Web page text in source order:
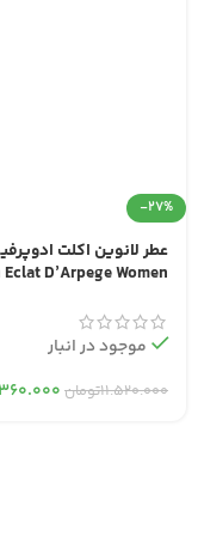
-27%
عطر لانوین اکلت
D’Arpege Women
موجود در انبار
۱۱.۵۲۰.۰۰۰تومان